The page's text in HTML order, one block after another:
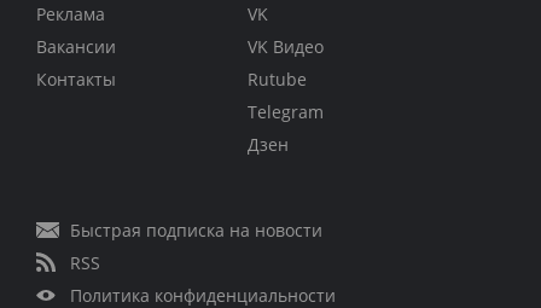
Реклама
Вакансии
Контакты
VK
VK Видео
Rutube
Telegram
Дзен
Быстрая подписка на новости
RSS
Политика конфиденциальности